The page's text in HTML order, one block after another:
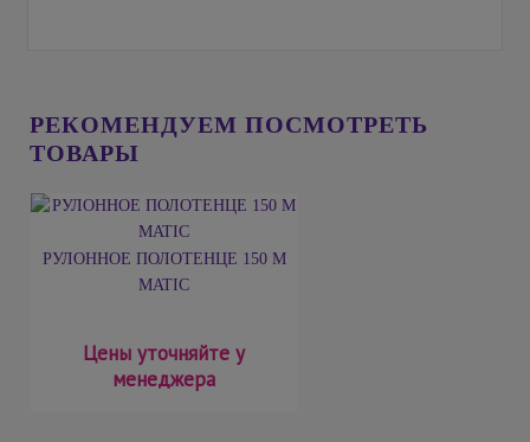
РЕКОМЕНДУЕМ ПОСМОТРЕТЬ
ТОВАРЫ
РУЛОННОЕ ПОЛОТЕНЦЕ 150 М
MATIC
Цены уточняйте у
менеджера